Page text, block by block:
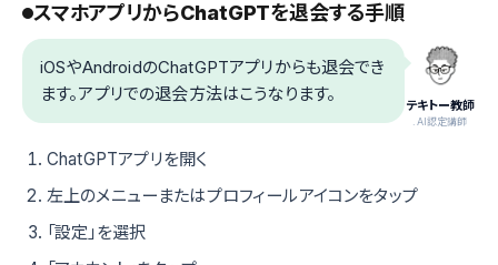
スマホアプリからChatGPTを退会する手順
テキトー教師
.AI認定講師
iOSやAndroidのChatGPTアプリからも退会でき
ます。アプリでの退会方法はこうなります。
ChatGPTアプリを開く
左上のメニューまたはプロフィールアイコンをタップ
「設定」を選択